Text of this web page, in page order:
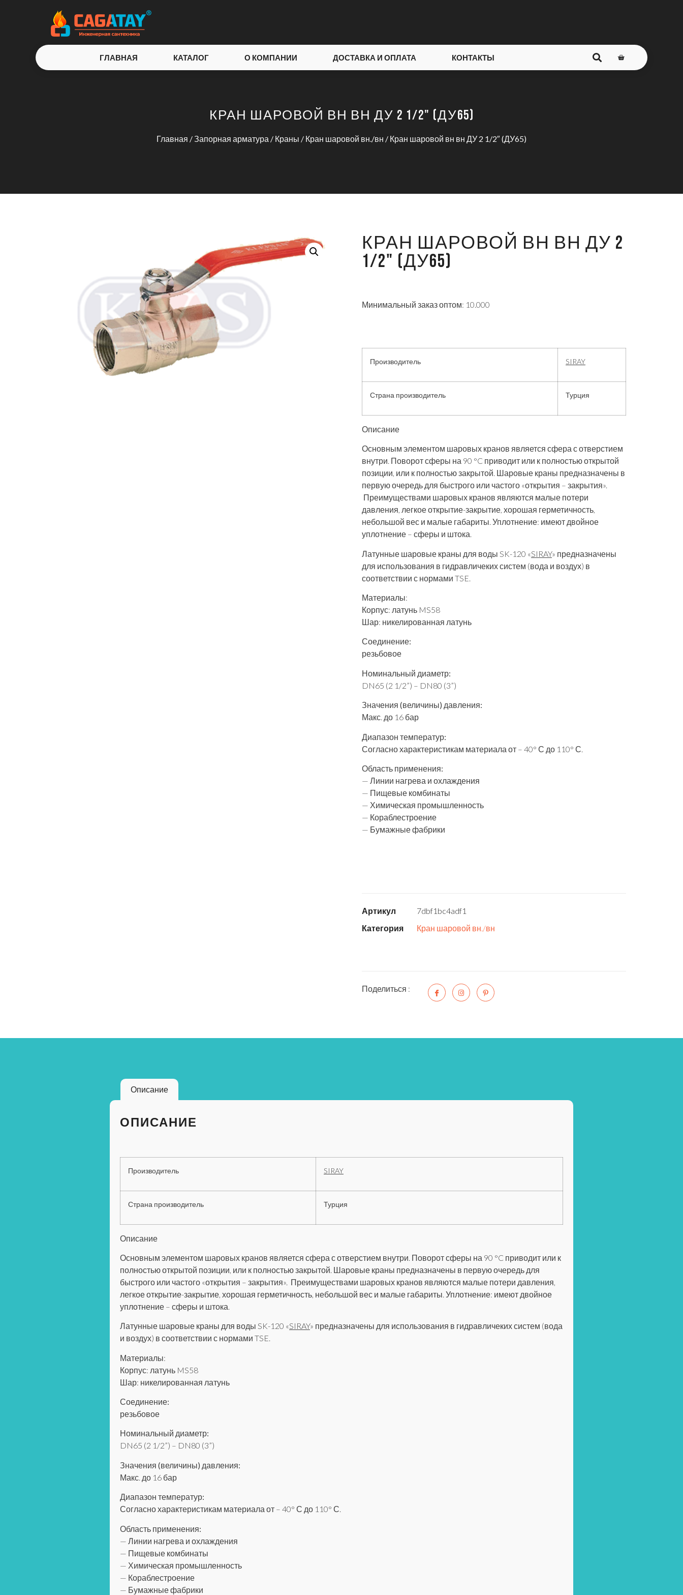
ГЛАВНАЯ КАТАЛОГ О КОМПАНИИ ДОСТАВКА И ОПЛАТА КОНТАКТЫ
КРАН ШАРОВОЙ ВН ВН ДУ 2 1/2" (ДУ65)
Главная / Запорная арматура / Краны / Кран шаровой вн./вн / Кран шаровой вн вн ДУ 2 1/2″ (ДУ65)
КРАН ШАРОВОЙ ВН ВН ДУ 2
1/2" (ДУ65)
Минимальный заказ оптом: 10.000
Производитель SIRAY
Страна производитель Турция
Описание
Основным элементом шаровых кранов является сфера с отверстием
внутри. Поворот сферы на 90 °C приводит или к полностью открытой
позиции, или к полностью закрытой. Шаровые краны предназначены в
первую очередь для быстрого или частого «открытия – закрытия».
Преимуществами шаровых кранов являются малые потери
давления, легкое открытие-закрытие, хорошая герметичность,
небольшой вес и малые габариты. Уплотнение: имеют двойное
уплотнение – сферы и штока.
Латунные шаровые краны для воды SK-120 «SIRAY» предназначены
для использования в гидравличеких систем (вода и воздух) в
соответствии с нормами TSE.
Материалы:
Корпус: латунь MS58
Шар: никелированная латунь
Соединение:
резьбовое
Номинальный диаметр:
DN65 (2 1/2”) – DN80 (3”)
Значения (величины) давления:
Макс. до 16 бар
Диапазон температур:
Согласно характеристикам материала от – 40° С до 110° С.
Область применения:
— Линии нагрева и охлаждения
— Пищевые комбинаты
— Химическая промышленность
— Кораблестроение
— Бумажные фабрики
Артикул
7dbf1bc4adf1
Категория
Кран шаровой вн./вн
Поделиться :
Описание
ОПИСАНИЕ
Производитель SIRAY
Страна производитель Турция
Описание
Основным элементом шаровых кранов является сфера с отверстием внутри. Поворот сферы на 90 °C приводит или к
полностью открытой позиции, или к полностью закрытой. Шаровые краны предназначены в первую очередь для
быстрого или частого «открытия – закрытия». Преимуществами шаровых кранов являются малые потери давления,
легкое открытие-закрытие, хорошая герметичность, небольшой вес и малые габариты. Уплотнение: имеют двойное
уплотнение – сферы и штока.
Латунные шаровые краны для воды SK-120 «SIRAY» предназначены для использования в гидравличеких систем (вода
и воздух) в соответствии с нормами TSE.
Материалы:
Корпус: латунь MS58
Шар: никелированная латунь
Соединение:
резьбовое
Номинальный диаметр:
DN65 (2 1/2”) – DN80 (3”)
Значения (величины) давления:
Макс. до 16 бар
Диапазон температур:
Согласно характеристикам материала от – 40° С до 110° С.
Область применения:
— Линии нагрева и охлаждения
— Пищевые комбинаты
— Химическая промышленность
— Кораблестроение
— Бумажные фабрики